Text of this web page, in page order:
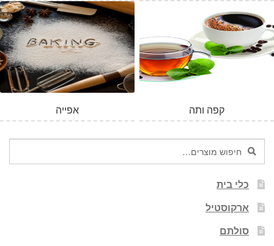
אפייה קפה ותה
חיפוש
עבור:
חיפוש
כלי בית
ארקוסטיל
סולתם